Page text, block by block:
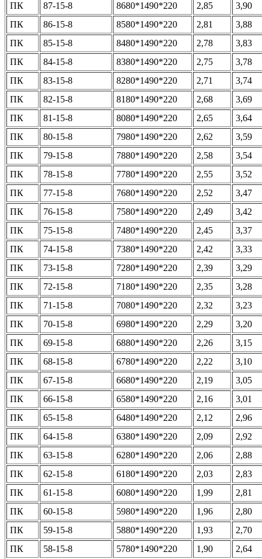
ПК
87-15-8 8680*1490*220 2,85
3,90
ПК
86-15-8 8580*1490*220 2,81
3,88
ПК
85-15-8 8480*1490*220 2,78
3,83
ПК
84-15-8 8380*1490*220 2,75
3,78
ПК
83-15-8 8280*1490*220 2,71
3,74
ПК
82-15-8 8180*1490*220 2,68
3,69
ПК
81-15-8 8080*1490*220 2,65
3,64
ПК
80-15-8 7980*1490*220 2,62
3,59
ПК
79-15-8 7880*1490*220 2,58
3,54
ПК
78-15-8 7780*1490*220 2,55
3,52
ПК
77-15-8 7680*1490*220 2,52
3,47
ПК
76-15-8 7580*1490*220 2,49
3,42
ПК
75-15-8 7480*1490*220 2,45
3,37
ПК
74-15-8 7380*1490*220 2,42
3,33
ПК
73-15-8 7280*1490*220 2,39
3,29
ПК
72-15-8 7180*1490*220 2,35
3,28
ПК
71-15-8 7080*1490*220 2,32
3,23
ПК
70-15-8 6980*1490*220 2,29
3,20
ПК
69-15-8 6880*1490*220 2,26
3,15
ПК
68-15-8 6780*1490*220 2,22
3,10
ПК
67-15-8 6680*1490*220 2,19
3,05
ПК
66-15-8 6580*1490*220 2,16
3,01
ПК
65-15-8 6480*1490*220 2,12
2,96
ПК
64-15-8 6380*1490*220 2,09
2,92
ПК
63-15-8 6280*1490*220 2,06
2,88
ПК
62-15-8 6180*1490*220 2,03
2,83
ПК
61-15-8 6080*1490*220 1,99
2,81
ПК
60-15-8 5980*1490*220 1,96
2,80
ПК
59-15-8 5880*1490*220 1,93
2,70
ПК
58-15-8 5780*1490*220 1,90 2,64